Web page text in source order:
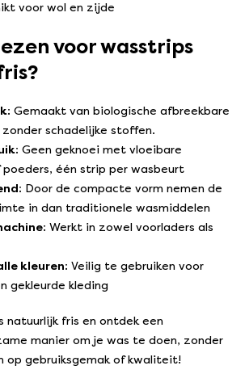
voor wol en zijde
voor wasstrips
Gemaakt van biologische afbreekbare
schadelijke stoffen.
Geen geknoei met vloeibare
één strip per wasbeurt
Door de compacte vorm nemen de
in dan traditionele wasmiddelen
Werkt in zowel voorladers als
kleuren: Veilig te gebruiken voor
gekleurde kleding
natuurlijk fris en ontdek een
manier om je was te doen, zonder
op gebruiksgemak of kwaliteit!